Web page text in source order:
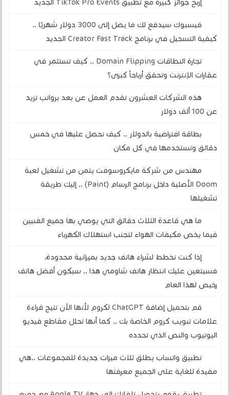
إربح جوائز كبيرة مع تطبيق TikTok Pro Events الجديد
فيسبوك سيدفع لك ما يصل إلى 3000 دولار شهريًا ..
كيفية التسجيل في برنامج Creator Fast Track الجديد
تجارة النطاقات Domain Flipping .. كيف تستثمر في
عقارات الإنترنت وتحقق أرباحاً كبرى؟
هذه الشركات العشرون تقدم العمل عن بعد برواتب تزيد
عن 100 ألف دولار
بطاقة افتراضية بالدولار .. كيف تحصل عليها في خمس
دقائق وتستخدمها في كل مكان
مهندس من شركة مايكروسوفت يتمن من تشغيل لعبة
Doom الأصلية داخل برنامج الرسام (Paint) .. إليك طريقة
تشغيلها
ما هي قاعدة الثلاث دقائق التي يوصي بها جميع الفنيين
فيما يخص مكيفات الهواء لتجنب استهلاك الكهرباء
إذا كنت تخطط لشراء هاتف جديد بميزانية محدودة،
فسيتعين عليك انتظار هاتف شاومي هذا .. سيكون أفضل هاتف
رخيص لهذا العام
قم بتحميل إضافة ChatGPT لكروم لأنها الآن تتيح قراءة
علامات تبويب كروم الخاصة بك .. كما أنها تحلل مقاطع فيديو
اليوتيوب والنص الذي تحدده
تطبيق واتساب يطلق ثلاث ميزات جديدة للمجموعات ..هي
مفيدة للغاية على الجميع معرفتها